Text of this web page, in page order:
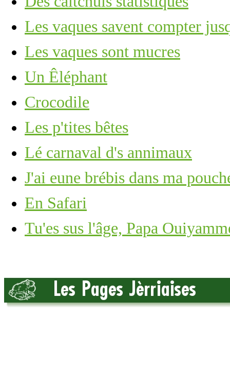
Les vaques savent compter
Les vaques sont mucres
Un Êléphant
Crocodile
Les p'tites bêtes
Lé carnaval d's annimaux
J'ai eune brébis dans ma
En Safari
Tu'es sus l'âge, Papa